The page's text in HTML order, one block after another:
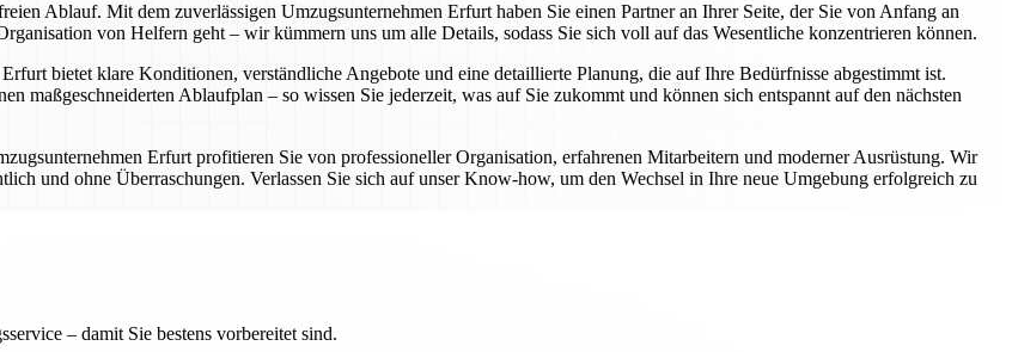
Ablauf. Mit dem zuverlässigen Umzugsunternehmen Erfurt haben Sie einen Partner an Ihrer Seite, der Sie von Anfang an
von Helfern geht – wir kümmern uns um alle Details, sodass Sie sich voll auf das Wesentliche konzentrieren können.
bietet klare Konditionen, verständliche Angebote und eine detaillierte Planung, die auf Ihre Bedürfnisse abgestimmt ist.
maßgeschneiderten Ablaufplan – so wissen Sie jederzeit, was auf Sie zukommt und können sich entspannt auf den nächsten
Erfurt profitieren Sie von professioneller Organisation, erfahrenen Mitarbeitern und moderner Ausrüstung. Wir
und ohne Überraschungen. Verlassen Sie sich auf unser Know-how, um den Wechsel in Ihre neue Umgebung erfolgreich zu
– damit Sie bestens vorbereitet sind.